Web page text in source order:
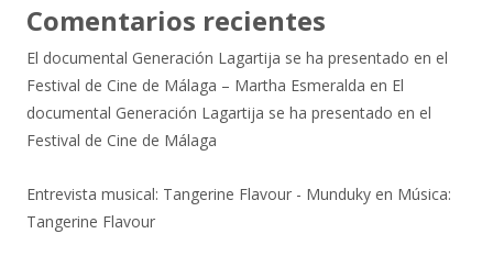
Comentarios recientes
El documental Generación Lagartija se ha presentado en el
Festival de Cine de Málaga – Martha Esmeralda en El
documental Generación Lagartija se ha presentado en el
Festival de Cine de Málaga
Entrevista musical: Tangerine Flavour - Munduky en Música:
Tangerine Flavour